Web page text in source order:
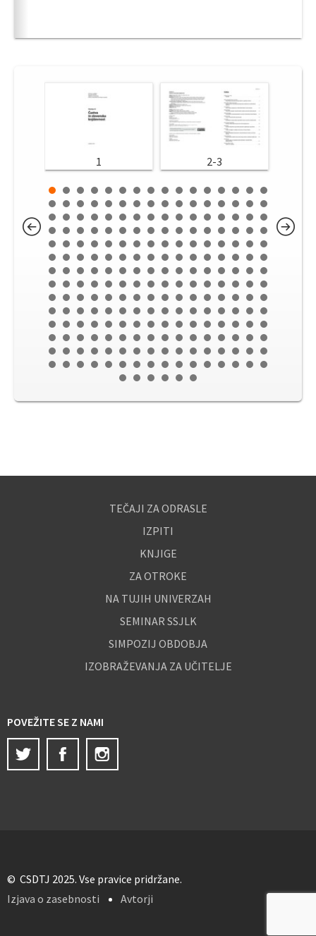
1 2-3
TEČAJI ZA ODRASLE
IZPITI
KNJIGE
ZA OTROKE
NA TUJIH UNIVERZAH
SEMINAR SSJLK
SIMPOZIJ OBDOBJA
IZOBRAŽEVANJA ZA UČITELJE
POVEŽITE SE Z NAMI
Twitter
Facebook
© CSDTJ 2025. Vse pravice pridržane.
Izjava o zasebnosti
Avtorji